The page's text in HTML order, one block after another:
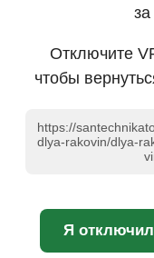
Отключите
чтобы
https://
dlya-rakovin/dlya-
Я отключил